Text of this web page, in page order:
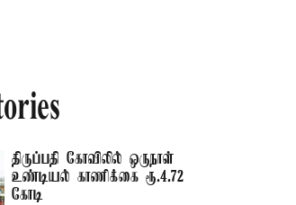
திருப்பதி கோவிலில் ஒருநாள்
உண்டியல் காணிக்கை ரூ.4.72
கோடி